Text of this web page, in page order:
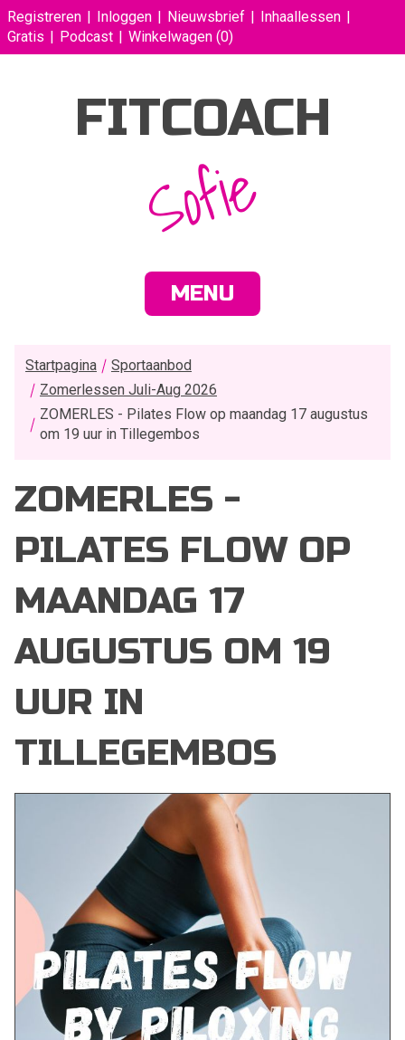
Registreren Inloggen Nieuwsbrief
Inhaallessen
Gratis
Podcast Winkelwagen (0)
FITCOACH
Sofie
MENU
Startpagina
Sportaanbod
Zomerlessen Juli-Aug 2026
ZOMERLES - Pilates Flow op maandag 17 augustus
om 19 uur in Tillegembos
ZOMERLES -
PILATES FLOW OP
MAANDAG 17
AUGUSTUS OM 19
UUR IN
TILLEGEMBOS